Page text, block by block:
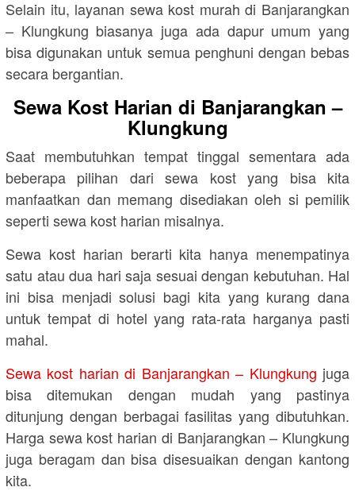
Selain itu, layanan sewa kost murah di Banjarangkan
– Klungkung biasanya juga ada dapur umum yang
bisa digunakan untuk semua penghuni dengan bebas
secara bergantian.
Sewa Kost Harian di Banjarangkan –
Klungkung
Saat membutuhkan tempat tinggal sementara ada
beberapa pilihan dari sewa kost yang bisa kita
manfaatkan dan memang disediakan oleh si pemilik
seperti sewa kost harian misalnya.
Sewa kost harian berarti kita hanya menempatinya
satu atau dua hari saja sesuai dengan kebutuhan. Hal
ini bisa menjadi solusi bagi kita yang kurang dana
untuk tempat di hotel yang rata-rata harganya pasti
mahal.
Sewa kost harian di Banjarangkan – Klungkung juga
bisa ditemukan dengan mudah yang pastinya
ditunjung dengan berbagai fasilitas yang dibutuhkan.
Harga sewa kost harian di Banjarangkan – Klungkung
juga beragam dan bisa disesuaikan dengan kantong
kita.